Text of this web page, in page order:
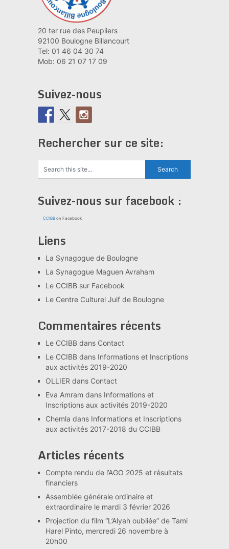
20 ter rue des Peupliers
92100 Boulogne Billancourt
Tel: 01 46 04 30 74
Mob: 06 21 07 17 09
Suivez-nous
Rechercher sur ce site:
Suivez-nous sur facebook :
CCIBBon Facebook
Liens
La Synagogue de Boulogne
La Synagogue Maguen Avraham
Le CCIBB sur Facebook
Le Centre Culturel Juif de Boulogne
Commentaires récents
Le CCIBBdans Contact
Le CCIBBdans Informations et Inscriptions
aux activités 2019-2020
OLLIERdans Contact
Eva Amram dans Informations et
Inscriptions aux activités 2019-2020
Chemla dans Informations et Inscriptions
aux activités 2017-2018 du CCIBB
Articles récents
Compte rendu de l’AGO 2025 et résultats
financiers
Assemblée générale ordinaire et
extraordinaire le mardi 3 février 2026
Projection du film “L’Alyah oubliée” de Tami
Harel Pinto, mercredi 26 novembre à
20h00